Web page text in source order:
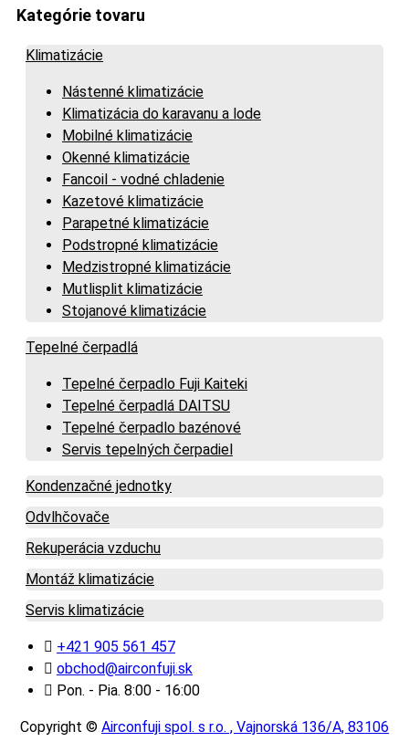
Kategórie tovaru
Klimatizácie
Nástenné klimatizácie
Klimatizácia do karavanu a lode
Mobilné klimatizácie
Okenné klimatizácie
Fancoil - vodné chladenie
Kazetové klimatizácie
Parapetné klimatizácie
Podstropné klimatizácie
Medzistropné klimatizácie
Mutlisplit klimatizácie
Stojanové klimatizácie
Tepelné čerpadlá
Tepelné čerpadlo Fuji Kaiteki
Tepelné čerpadlá DAITSU
Tepelné čerpadlo bazénové
Servis tepelných čerpadiel
Kondenzačné jednotky
Odvlhčovače
Rekuperácia vzduchu
Montáž klimatizácie
Servis klimatizácie
+421 905 561 457
obchod@airconfuji.sk
Pon. - Pia. 8:00 - 16:00
Copyright © Airconfuji spol. s r.o. , Vajnorská 136/A, 83106